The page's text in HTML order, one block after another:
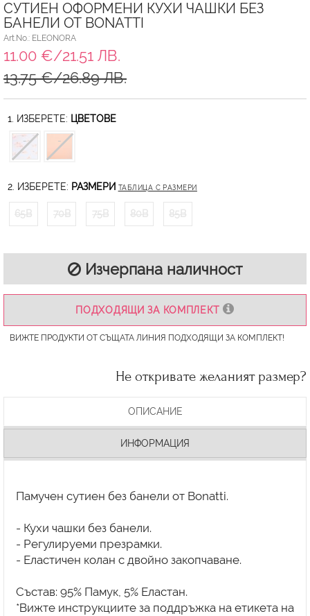
СУТИЕН ОФОРМЕНИ КУХИ ЧАШКИ БЕЗ
БАНЕЛИ ОТ BONATTI
Art.No.: ELEONORA
11.00 €/21.51 ЛВ.
13.75 €/26.89 ЛВ.
1. ИЗБЕРЕТЕ: ЦВЕТОВЕ
2. ИЗБЕРЕТЕ: РАЗМЕРИ ТАБЛИЦА С РАЗМЕРИ
65B 70B 75B 80B 85B
Изчерпана наличност
ПОДХОДЯЩИ ЗА КОМПЛЕКТ
ВИЖТЕ ПРОДУКТИ ОТ СЪЩАТА ЛИНИЯ ПОДХОДЯЩИ ЗА КОМПЛЕКТ!
Не откривате желаният размер?
ОПИСАНИЕ
ИНФОРМАЦИЯ
Памучен сутиен без банели от Bonatti.
- Кухи чашки без банели.
- Регулируеми презрамки.
- Еластичен колан с двойно закопчаване.
Състав: 95% Памук, 5% Еластан.
*Вижте инструкциите за поддръжка на етикета на